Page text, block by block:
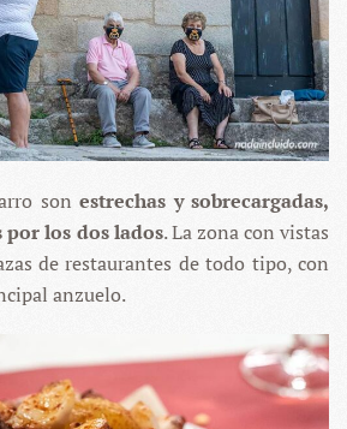
sonestrechas y sobrecargadas,
los dos lados. La zona con vistas
de restaurantes de todo tipo, con
anzuelo.